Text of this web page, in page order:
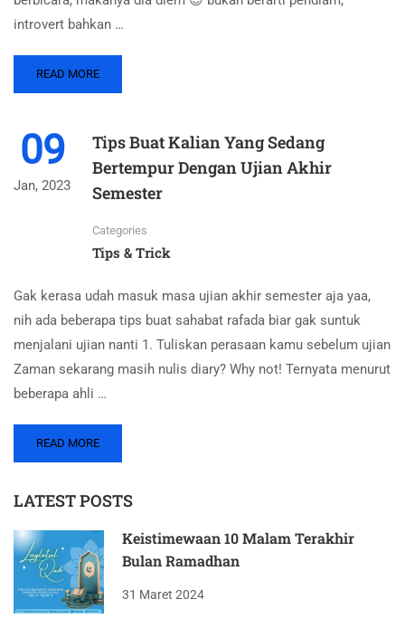
introvert bahkan …
READ MORE
09
Jan, 2023
Tips Buat Kalian Yang Sedang
Bertempur Dengan Ujian Akhir
Semester
Categories
Tips & Trick
Gak kerasa udah masuk masa ujian akhir semester aja yaa,
nih ada beberapa tips buat sahabat rafada biar gak suntuk
menjalani ujian nanti 1. Tuliskan perasaan kamu sebelum ujian
Zaman sekarang masih nulis diary? Why not! Ternyata menurut
beberapa ahli …
READ MORE
LATEST POSTS
Keistimewaan 10 Malam Terakhir
Bulan Ramadhan
31 Maret 2024